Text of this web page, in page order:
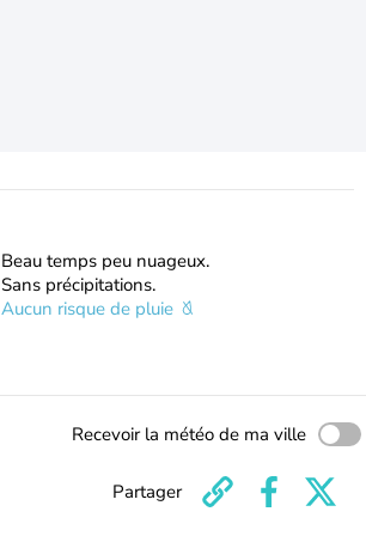
Beau temps peu nuageux.
Sans précipitations.
Aucun risque de pluie
Recevoir la météo de ma ville
Partager